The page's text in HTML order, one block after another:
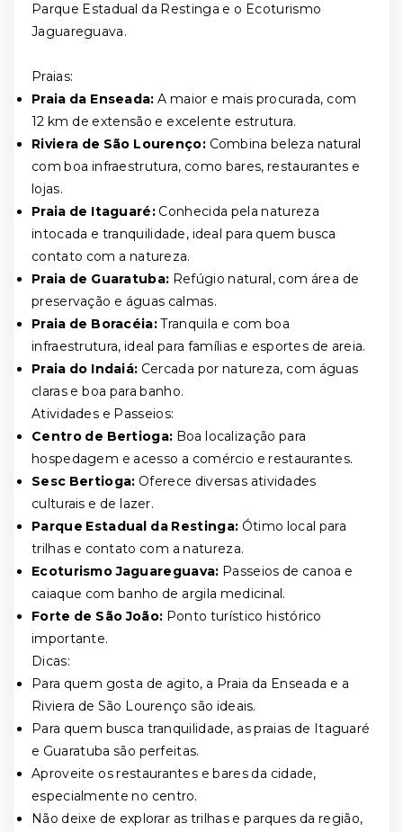
Parque Estadual da Restinga e o Ecoturismo
Jaguareguava.
Praias:
Praia da Enseada: A maior e mais procurada, com
12 km de extensão e excelente estrutura.
Riviera de São Lourenço:Combina beleza natural
com boa infraestrutura, como bares, restaurantes e
lojas.
Praia de Itaguaré:Conhecida pela natureza
intocada e tranquilidade, ideal para quem busca
contato com a natureza.
Praia de Guaratuba: Refúgio natural, com área de
preservação e águas calmas.
Praia de Boracéia:Tranquila e com boa
infraestrutura, ideal para famílias e esportes de areia.
Praia do Indaiá: Cercada por natureza, com águas
claras e boa para banho.
Atividades e Passeios:
Centro de Bertioga: Boa localização para
hospedagem e acesso a comércio e restaurantes.
Sesc Bertioga: Oferece diversas atividades
culturais e de lazer.
Parque Estadual da Restinga: Ótimo local para
trilhas e contato com a natureza.
Ecoturismo Jaguareguava: Passeios de canoa e
caiaque com banho de argila medicinal.
Forte de São João: Ponto turístico histórico
importante.
Dicas:
Para quem gosta de agito, a Praia da Enseada e a
Riviera de São Lourenço são ideais.
Para quem busca tranquilidade, as praias de Itaguaré
e Guaratuba são perfeitas.
Aproveite os restaurantes e bares da cidade,
especialmente no centro.
Não deixe de explorar as trilhas e parques da região,